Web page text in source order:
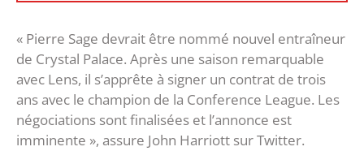
« Pierre Sage devrait être nommé nouvel entraîneur
de Crystal Palace. Après une saison remarquable
avec Lens, il s’apprête à signer un contrat de trois
ans avec le champion de la Conference League. Les
négociations sont finalisées et l’annonce est
imminente », assure John Harriott sur Twitter.